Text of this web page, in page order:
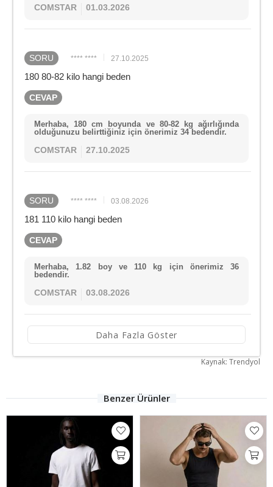
COMSTAR 01.03.2026
SORU **** **** 27.10.2025
180 80-82 kilo hangi beden
CEVAP
Merhaba, 180 cm boyunda ve 80-82 kg ağırlığında
olduğunuzu belirttiğiniz için önerimiz 34 bedendir.
COMSTAR 27.10.2025
SORU **** **** 03.08.2026
181 110 kilo hangi beden
CEVAP
Merhaba, 1.82 boy ve 110 kg için önerimiz 36
bedendir.
COMSTAR 03.08.2026
Daha Fazla Göster
Kaynak: Trendyol
Benzer Ürünler